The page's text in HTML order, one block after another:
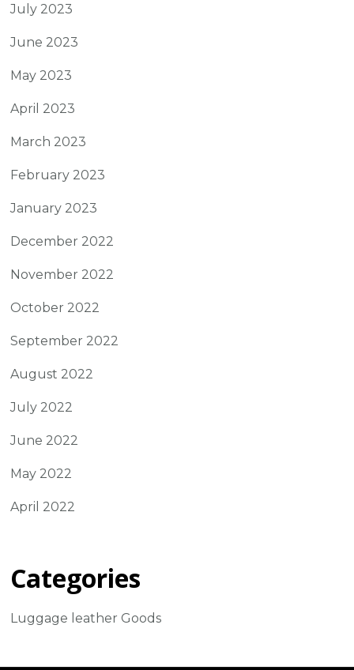
July 2023
June 2023
May 2023
April 2023
March 2023
February 2023
January 2023
December 2022
November 2022
October 2022
September 2022
August 2022
July 2022
June 2022
May 2022
April 2022
Categories
Luggage leather Goods